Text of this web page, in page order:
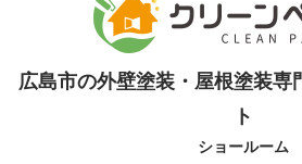
広島市の外壁塗装・屋根塗装専
ト
ショールーム